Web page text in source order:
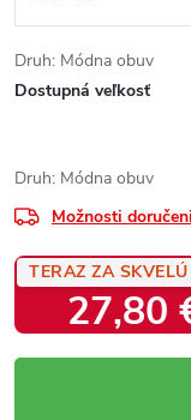
Druh: Módna obuv
Dostupná veľkosť
Druh: Módna obuv
Možnosti
TERAZ ZA SKVELÚ
27,80